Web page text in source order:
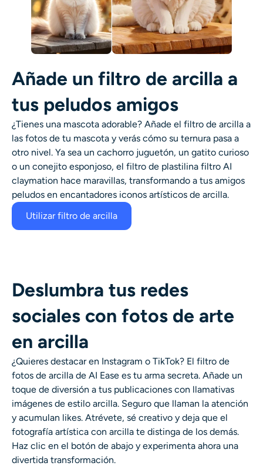
Añade un filtro de arcilla a
tus peludos amigos
¿Tienes una mascota adorable? Añade el filtro de arcilla a
las fotos de tu mascota y verás cómo su ternura pasa a
otro nivel. Ya sea un cachorro juguetón, un gatito curioso
o un conejito esponjoso, el filtro de plastilina filtro AI
claymation hace maravillas, transformando a tus amigos
peludos en encantadores iconos artísticos de arcilla.
Utilizar filtro de arcilla
Deslumbra tus redes
sociales con fotos de arte
en arcilla
¿Quieres destacar en Instagram o TikTok? El filtro de
fotos de arcilla de AI Ease es tu arma secreta. Añade un
toque de diversión a tus publicaciones con llamativas
imágenes de estilo arcilla. Seguro que llaman la atención
y acumulan likes. Atrévete, sé creativo y deja que el
fotografía artística con arcilla te distinga de los demás.
Haz clic en el botón de abajo y experimenta ahora una
divertida transformación.